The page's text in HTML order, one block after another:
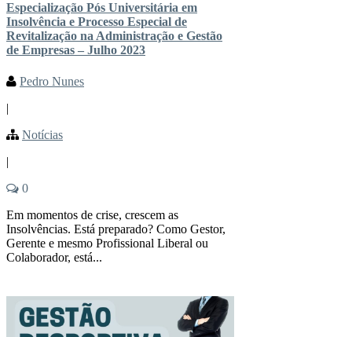
Especialização Pós Universitária em
Insolvência e Processo Especial de
Revitalização na Administração e Gestão
de Empresas – Julho 2023
Pedro Nunes
|
Notícias
|
0
Em momentos de crise, crescem as
Insolvências. Está preparado? Como Gestor,
Gerente e mesmo Profissional Liberal ou
Colaborador, está...